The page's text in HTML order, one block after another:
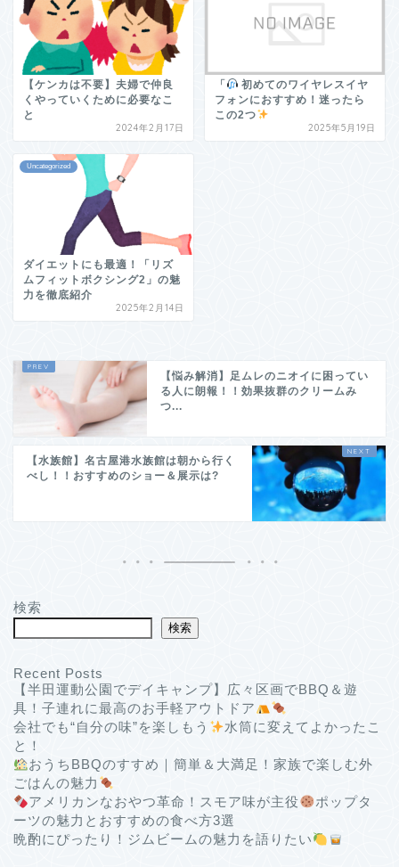
【ケンカは不要】夫婦で仲良
くやっていくために必要なこ
と
2024年2月17日
「
初めてのワイヤレスイヤ
フォンにおすすめ！迷ったら
この2つ
2025年5月19日
Uncategorized
ダイエットにも最適！「リズ
ムフィットボクシング2」の魅
力を徹底紹介
2025年2月14日
【悩み解消】足ムレのニオイに困ってい
る人に朗報！！効果抜群のクリームみ
つ...
【水族館】名古屋港水族館は朝から行く
べし！！おすすめのショー＆展示は?
検索
検索
Recent Posts
【半田運動公園でデイキャンプ】広々区画でBBQ＆遊
具！子連れに最高のお手軽アウトドア
会社でも“自分の味”を楽しもう
水筒に変えてよかったこ
と！
おうちBBQのすすめ｜簡単＆大満足！家族で楽しむ外
ごはんの魅力
アメリカンなおやつ革命！スモア味が主役
ポップタ
ーツの魅力とおすすめの食べ方3選
晩酌にぴったり！ジムビームの魅力を語りたい